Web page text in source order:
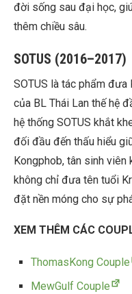
đời sống sau đại học,
thêm chiều sâu.
SOTUS (2016–2017)
SOTUS là tác phẩm
của BL Thái Lan thế hệ
hệ thống SOTUS khắt
đối đầu đến thấu hiểu
Kongphob, tân sinh viên
không chỉ đưa tên tuổi
đặt nền móng cho sự
XEM THÊM CÁC
ThomasKong Couple
MewGulf Couple